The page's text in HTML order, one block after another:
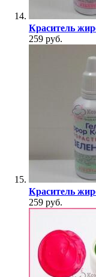
Краситель
259 руб.
Краситель
259 руб.